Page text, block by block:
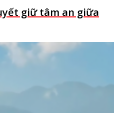
giữ tâm an giữa